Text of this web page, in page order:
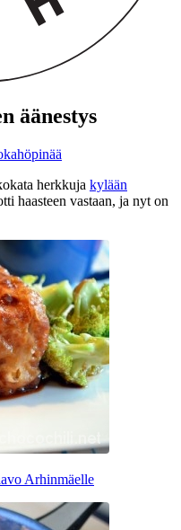
äänestys
herkkuja kylään
haasteen vastaan, ja nyt on
Arhinmäelle